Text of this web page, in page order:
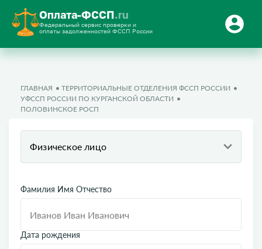
Оплата-ФССП.ru
Федеральный сервис проверки и
оплаты задолженностей ФССП России
ГЛАВНАЯ
ТЕРРИТОРИАЛЬНЫЕ ОТДЕЛЕНИЯ ФССП РОССИИ
УФССП РОССИИ ПО КУРГАНСКОЙ ОБЛАСТИ
ПОЛОВИНСКОЕ РОСП
Физическое лицо
Фамилия Имя Отчество
Дата рождения